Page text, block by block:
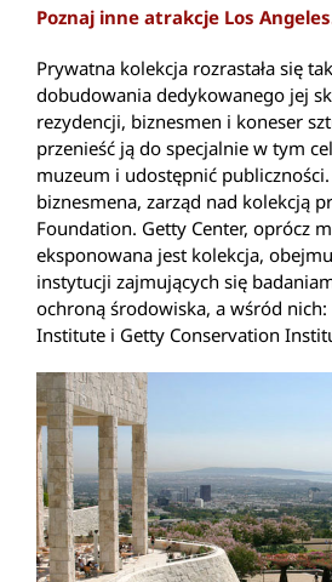
Poznaj inne atrakcje Los
Prywatna kolekcja rozrastała się
dobudowania dedykowanego jej
rezydencji, biznesmen i koneser
przenieść ją do specjalnie w tym
muzeum i udostępnić
biznesmena, zarząd nad kolekcją
Foundation. Getty Center, oprócz
eksponowana jest kolekcja,
instytucji zajmujących się
ochroną środowiska, a wśród nich:
Institute i Getty Conservation